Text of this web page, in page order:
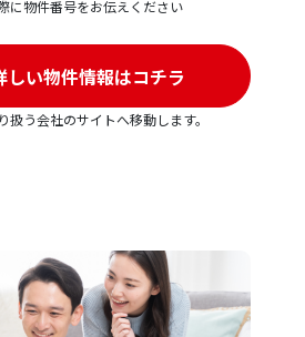
に物件番号をお伝えください
しい物件情報はコチラ
う会社のサイトへ移動します。